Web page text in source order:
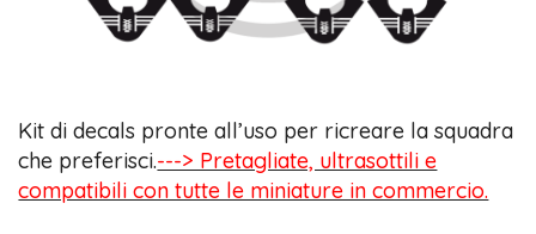
Kit di decals pronte all’uso per ricreare la squadra
che preferisci.---> Pretagliate, ultrasottili e
compatibili con tutte le miniature in commercio.